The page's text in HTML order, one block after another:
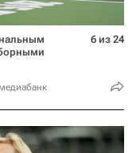
6 из 24